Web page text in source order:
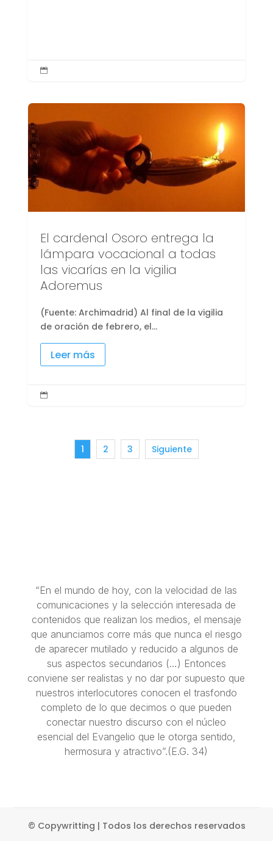

El cardenal Osoro entrega la
lámpara vocacional a todas
las vicarías en la vigilia
Adoremus
(Fuente: Archimadrid) Al final de la vigilia
de oración de febrero, el...
Leer más

1 2 3 Siguiente
“En el mundo de hoy, con la velocidad de las
comunicaciones y la selección interesada de
contenidos que realizan los medios, el mensaje
que anunciamos corre más que nunca el riesgo
de aparecer mutilado y reducido a algunos de
sus aspectos secundarios (…) Entonces
conviene ser realistas y no dar por supuesto que
nuestros interlocutores conocen el trasfondo
completo de lo que decimos o que pueden
conectar nuestro discurso con el núcleo
esencial del Evangelio que le otorga sentido,
hermosura y atractivo”.(E.G. 34)
© Copywritting | Todos los derechos reservados